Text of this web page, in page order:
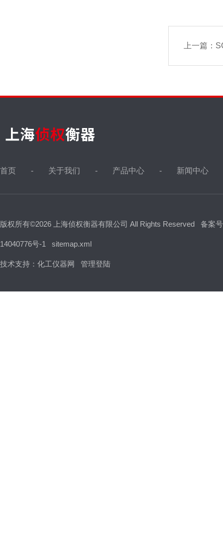
上一篇：
首页 关于我们 产品中心 新闻中心
版权所有©2026 上海侦权衡器有限公司 All Rights Reserved 备案
14040776号-1 sitemap.xml
技术支持： 化工仪器网 管理登陆